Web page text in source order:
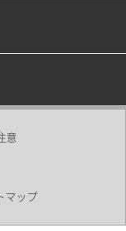
意
マップ